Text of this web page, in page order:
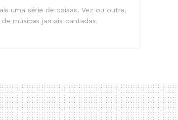
uma série de coisas. Vez ou outra,
músicas jamais cantadas.